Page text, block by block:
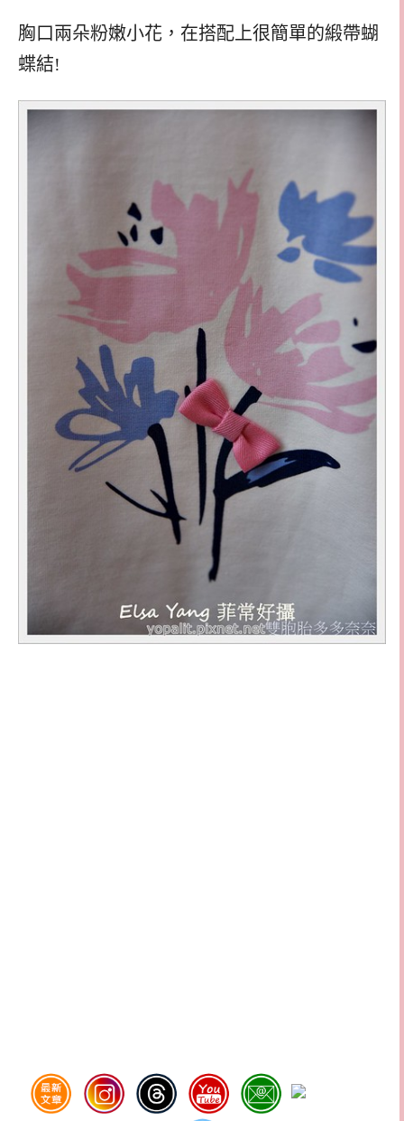
胸口兩朵粉嫩小花，在搭配上很簡單的緞帶蝴
蝶結!